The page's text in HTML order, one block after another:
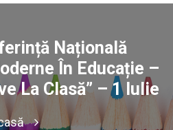
Națională
În Educație –
La Clasă” – 1 Iulie